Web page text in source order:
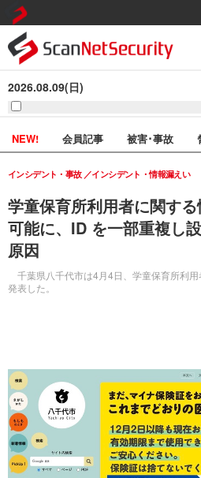
2026.08.09(日)
NEW! 会員記事 被害･事故
学童保育所利用者に関す
可能に、ID を一部重複し
原因
千葉県八千代市は4月4日、学童保育所利
発表した。
インシデント・事故 インシデント・情報漏えい